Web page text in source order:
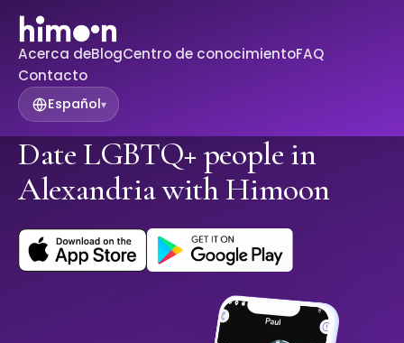
Acerca deBlogCentro de conocimientoFAQ
Contacto
Español▾
Date LGBTQ+ people in
Alexandria with Himoon